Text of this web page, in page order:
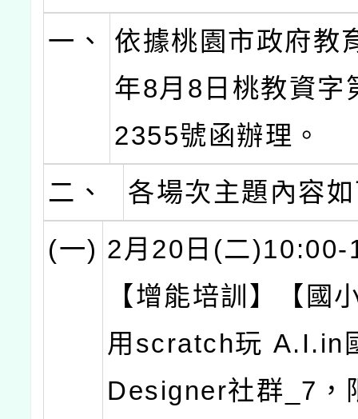
一、
依據桃園市政府教
年8月8日桃教資字
2355號函辦理。
二、
各場次主題內容
(一) 2月20日(二)10:00-
【增能培訓】【國
用scratch玩 A.I.in
Designer社群_7，